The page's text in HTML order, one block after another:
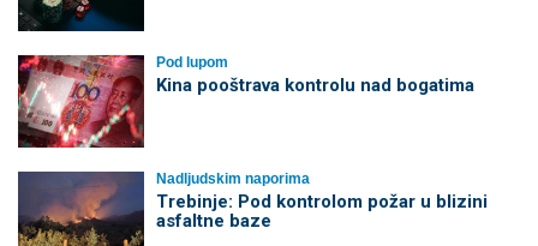
Pod lupom
Kina pooštrava kontrolu nad bogatima
Nadljudskim naporima
Trebinje: Pod kontrolom požar u blizini
asfaltne baze